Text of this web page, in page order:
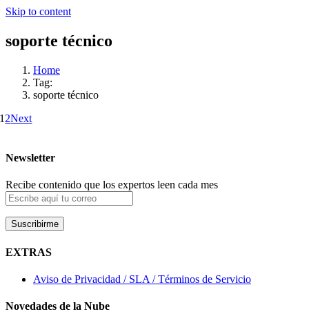
Skip to content
soporte técnico
Home
Tag:
soporte técnico
1 2Next
Newsletter
Recibe contenido que los expertos leen cada mes
EXTRAS
Aviso de Privacidad / SLA / Términos de Servicio
Novedades de la Nube